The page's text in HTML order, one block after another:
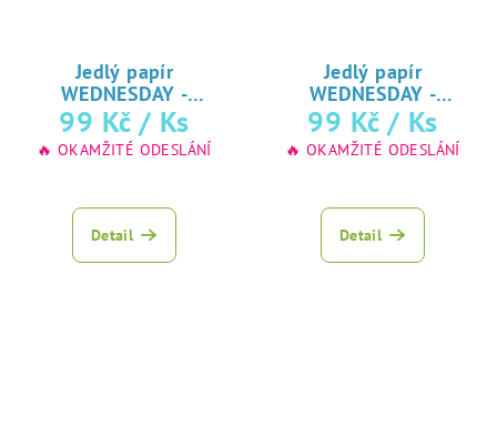
Jedlý papír
WEDNESDAY -
ADDAMSOVA RODINA
♥ tisk na jedlý
papír
99 Kč / Ks
🔥 OKAMŽITÉ ODESLÁNÍ
Detail
Jedlý papír
WEDNESDAY -
ADDAMSOVA RODINA
♥ tisk na jedlý
papír
99 Kč / Ks
🔥 OKAMŽITÉ ODESLÁNÍ
Detail